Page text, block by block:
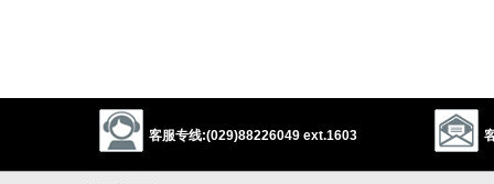
‘towards’.
以上来源于：《简明牛津英语词典》
客服专线:(029)88226049 ext.1603